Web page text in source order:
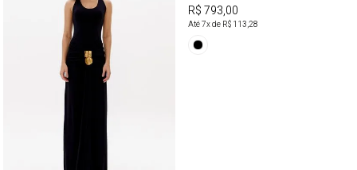
R$ 793,00
Até7x de R$ 113,28